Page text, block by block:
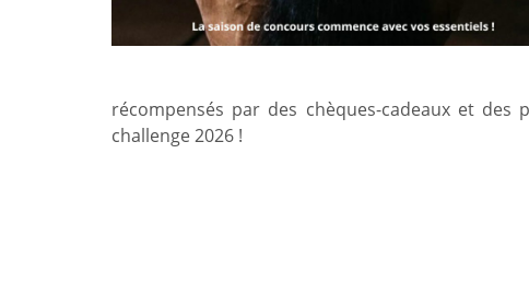
récompensés par des chèques-cadeaux et
challenge 2026 !